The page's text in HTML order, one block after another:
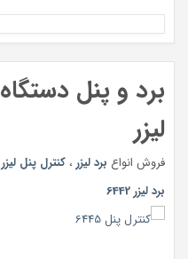
برد و پنل دستگاه
لیزر
فروش انواع برد لیزر ، کنترل پنل لیزر
برد لیزر 6442